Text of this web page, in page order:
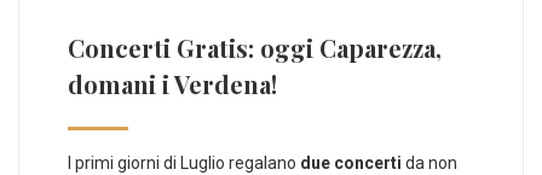
Concerti Gratis: oggi Caparezza,
domani i Verdena!
I primi giorni di Luglio regalano due concerti da non